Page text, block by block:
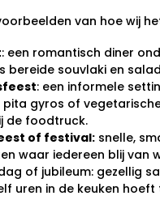
van hoe wij
: een romantisch diner
bereide souvlaki en
: een informele
pita gyros of
de foodtruck.
of festival: snelle,
waar iedereen blij van
of jubileum: gezellig
uren in de keuken hoeft